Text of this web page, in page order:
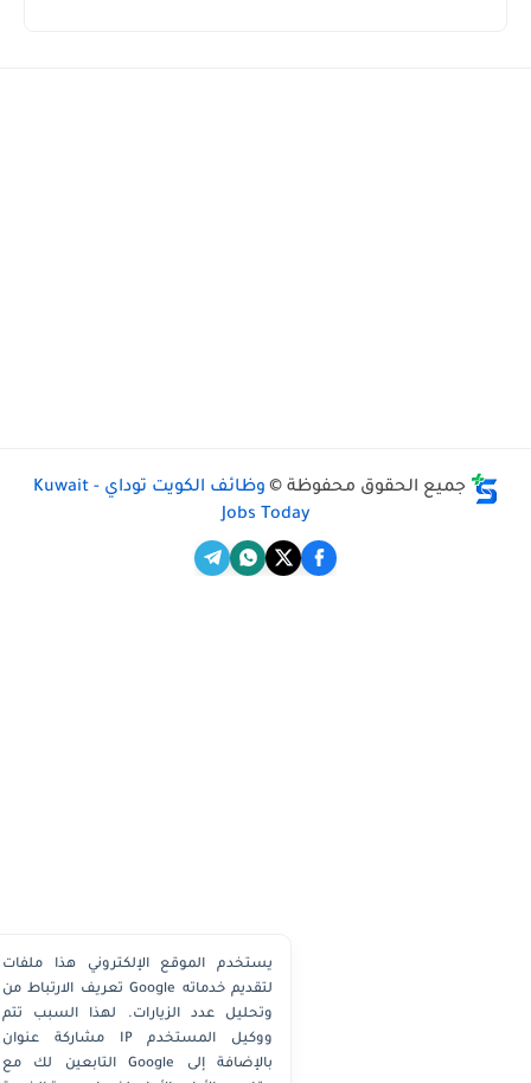
واتساب الكويت
واتساب قطر
جميع الحقوق محفوظة ©
وظائف الكويت توداي - Kuwait
Jobs Today
يستخدم الموقع الإلكتروني هذا ملفات
تعريف الارتباط من Google لتقديم خدماته
وتحليل عدد الزيارات. لهذا السبب تتم
مشاركة عنوان IP ووكيل المستخدم
التابعين لك مع Google بالإضافة إلى